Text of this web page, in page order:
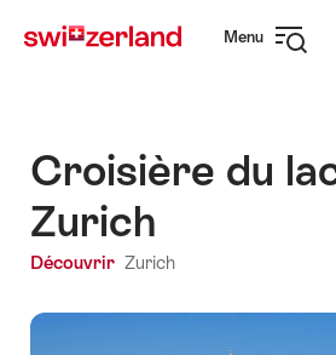
sur
rapide
Menu
Croisière du
Zurich
Découvrir Zurich